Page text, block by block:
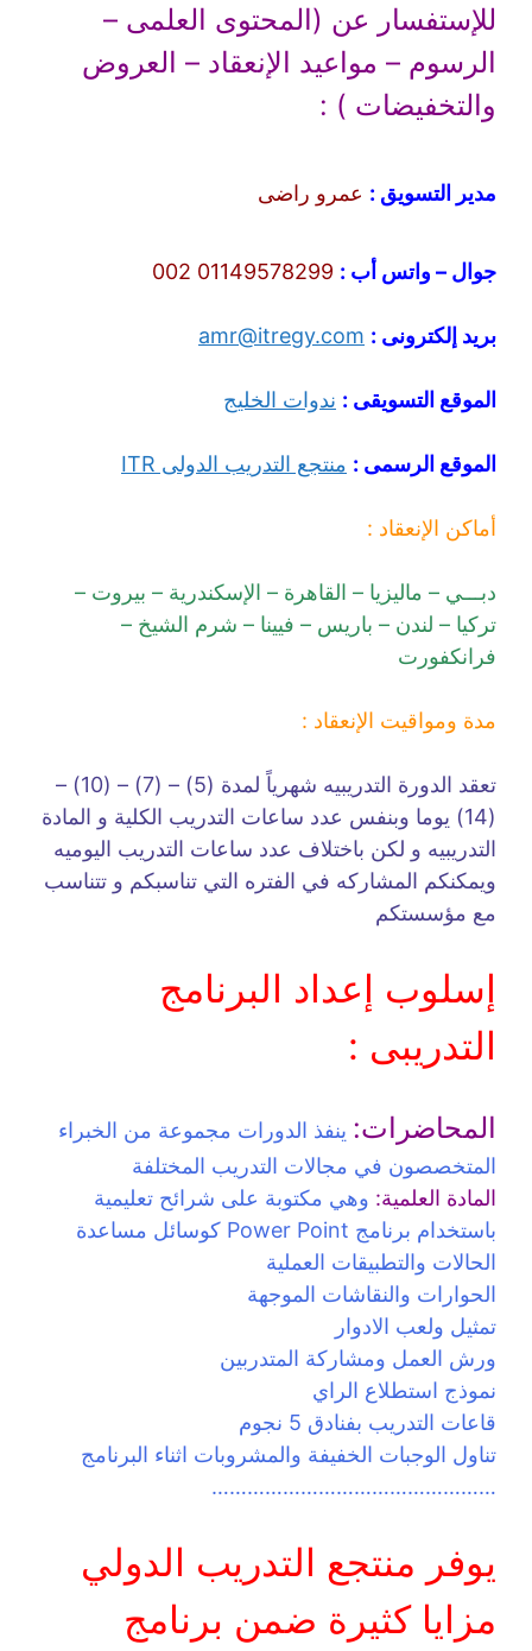
للإستفسار عن (المحتوى العلمى –
الرسوم – مواعيد الإنعقاد – العروض
والتخفيضات ) :
مدير التسويق : عمرو راضى
جوال – واتس أب : 01149578299 002
بريد إلكترونى : amr@itregy.com
الموقع التسويقى : ندوات الخليج
الموقع الرسمى : منتجع التدريب الدولى ITR
أماكن الإنعقاد :
دبـــي – ماليزيا – القاهرة – الإسكندرية – بيروت –
تركيا – لندن – باريس – فيينا – شرم الشيخ –
فرانكفورت
مدة ومواقيت الإنعقاد :
تعقد الدورة التدريبيه شهرياً لمدة (5) – (7) – (10) –
(14) يوما وبنفس عدد ساعات التدريب الكلية و المادة
التدريبيه و لكن باختلاف عدد ساعات التدريب اليوميه
ويمكنكم المشاركه في الفتره التي تناسبكم و تتناسب
مع مؤسستكم
إسلوب إعداد البرنامج
التدريبى :
المحاضرات: ينفذ الدورات مجموعة من الخبراء
المتخصصون في مجالات التدريب المختلفة
المادة العلمية: وهي مكتوبة على شرائح تعليمية
باستخدام برنامج Power Point كوسائل مساعدة
الحالات والتطبيقات العملية
الحوارات والنقاشات الموجهة
تمثيل ولعب الادوار
ورش العمل ومشاركة المتدربين
نموذج استطلاع الراي
قاعات التدريب بفنادق 5 نجوم
تناول الوجبات الخفيفة والمشروبات اثناء البرنامج
…………………………………………
يوفر منتجع التدريب الدولي
مزايا كثيرة ضمن برنامج